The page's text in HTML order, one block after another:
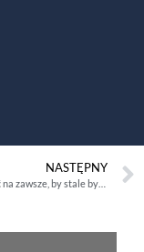
NASTĘPNY
Można odejść na zawsze, by stale być blisko- ks. Jan Twardowski